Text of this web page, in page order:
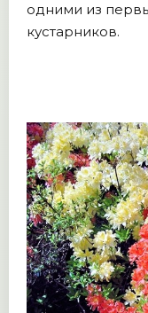
одними из
кустарников.